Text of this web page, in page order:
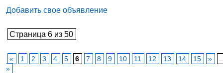
Добавить свое объявление
Страница 6 из 50
« 1 2 3 4 5 6 7 8 9 10 11 12 13 14 15 »
»